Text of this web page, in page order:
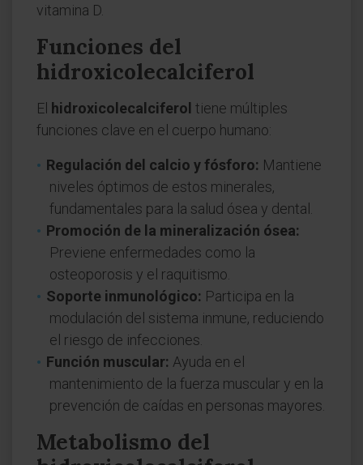
vitamina D.
Funciones del
hidroxicolecalciferol
El hidroxicolecalciferol tiene múltiples
funciones clave en el cuerpo humano:
Regulación del calcio y fósforo: Mantiene
niveles óptimos de estos minerales,
fundamentales para la salud ósea y dental.
Promoción de la mineralización ósea:
Previene enfermedades como la
osteoporosis y el raquitismo.
Soporte inmunológico: Participa en la
modulación del sistema inmune, reduciendo
el riesgo de infecciones.
Función muscular: Ayuda en el
mantenimiento de la fuerza muscular y en la
prevención de caídas en personas mayores.
Metabolismo del